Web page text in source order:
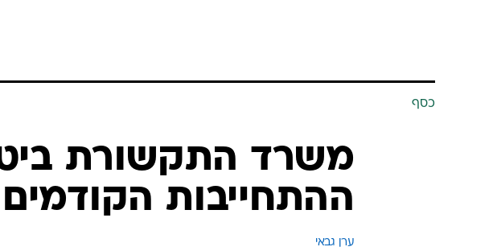
כסף
משרד התקשורת
ההתחייבות
ערן גבאי